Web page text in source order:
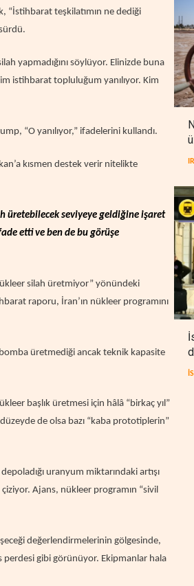
“İstihbarat teşkilatımın ne dediği
yapmadığını söylüyor. Elinizde buna
istihbarat topluluğum yanılıyor. Kim
“O yanılıyor,” ifadelerini kullandı.
kısmen destek verir nitelikte
üretebilecek seviyeye geldiğine işaret
etti ve ben de bu görüşe
silah üretmiyor” yönündeki
raporu, İran’ın nükleer programını
bomba üretmediği ancak teknik kapasite
başlık üretmesi için hâlâ “birkaç yıl”
düzeyde de olsa bazı “kaba prototiplerin”
uranyum miktarındaki artışı
Ajans, nükleer programın “sivil
değerlendirmelerinin gölgesinde,
perdesi gibi görünüyor. Ekipmanlar hala